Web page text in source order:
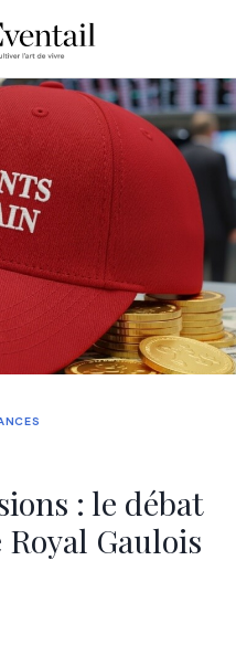
: le débat
Royal Gaulois